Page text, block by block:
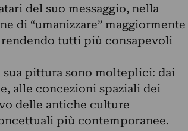
del suo messaggio, nella
di “umanizzare” maggiormente
tutti più consapevoli
sua pittura sono molteplici: dai
alle concezioni spaziali dei
delle antiche culture
più contemporanee.